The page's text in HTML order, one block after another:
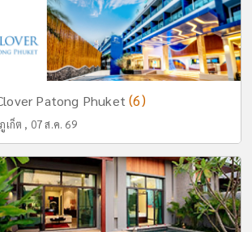
Patong Phuket(6)
ภูเก็ต , 07 ส.ค. 69